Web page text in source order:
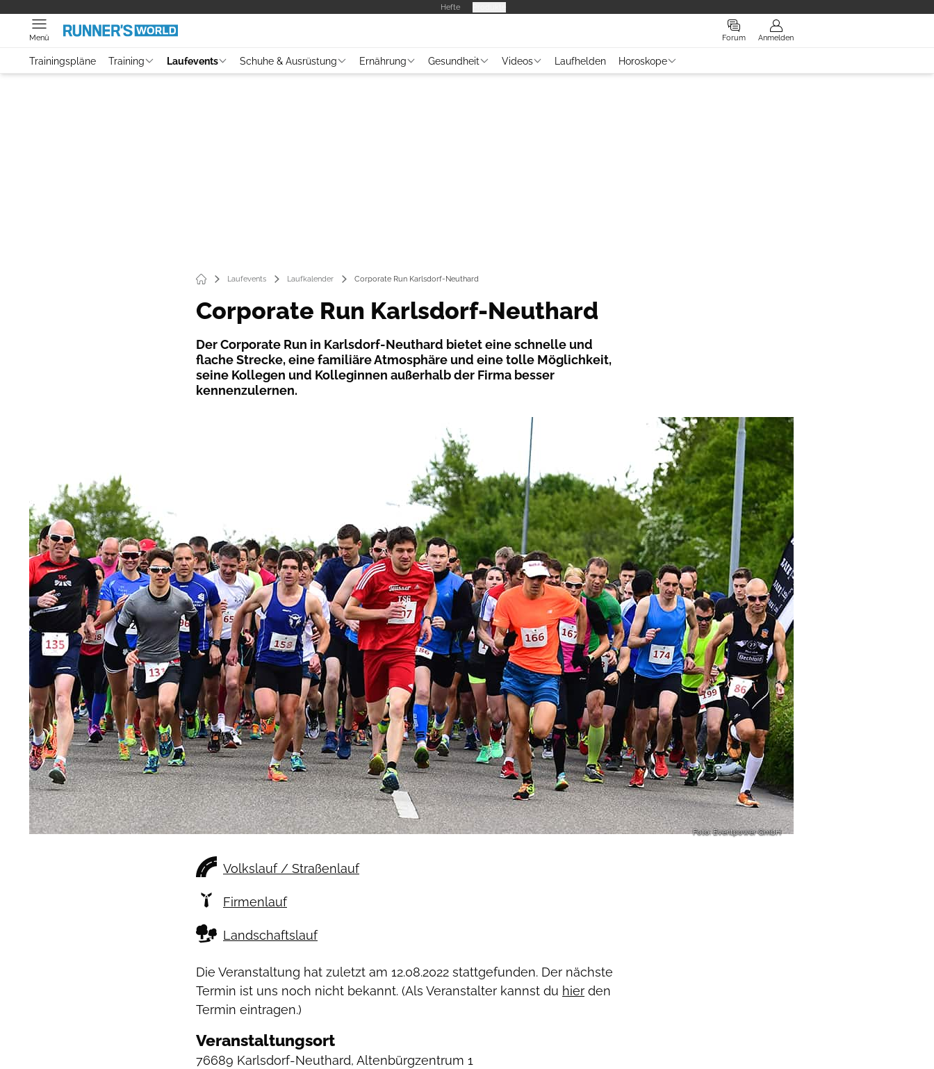
Hefte
Forum Anmelden
Menü
Trainingspläne Training Laufevents Schuhe & Ausrüstung Ernährung Gesundheit Videos Laufhelden Horoskope
Laufevents Laufkalender Corporate Run Karlsdorf-Neuthard
Corporate Run Karlsdorf-Neuthard
Der Corporate Run in Karlsdorf-Neuthard bietet eine schnelle und
flache Strecke, eine familiäre Atmosphäre und eine tolle Möglichkeit,
seine Kollegen und Kolleginnen außerhalb der Firma besser
kennenzulernen.
Foto: Eventpower GmbH
Volkslauf / Straßenlauf
Firmenlauf
Landschaftslauf
Die Veranstaltung hat zuletzt am 12.08.2022 stattgefunden. Der nächste
Termin ist uns noch nicht bekannt. (Als Veranstalter kannst du hier den
Termin eintragen.)
Veranstaltungsort
76689 Karlsdorf-Neuthard, Altenbürgzentrum 1